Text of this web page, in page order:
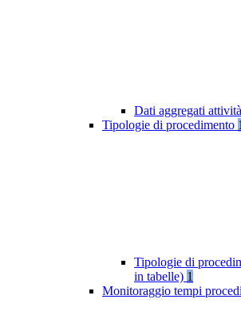
Dati aggregati
Tipologie di procedimento 1
Tipologie di
in tabelle) 1
Monitoraggio tempi